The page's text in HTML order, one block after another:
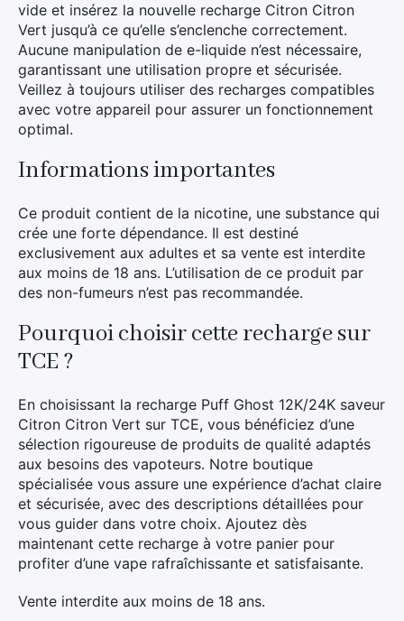
vide et insérez la nouvelle recharge Citron Citron
Vert jusqu’à ce qu’elle s’enclenche correctement.
Aucune manipulation de e-liquide n’est nécessaire,
garantissant une utilisation propre et sécurisée.
Veillez à toujours utiliser des recharges compatibles
avec votre appareil pour assurer un fonctionnement
optimal.
Informations importantes
Ce produit contient de la nicotine, une substance qui
crée une forte dépendance. Il est destiné
exclusivement aux adultes et sa vente est interdite
aux moins de 18 ans. L’utilisation de ce produit par
des non-fumeurs n’est pas recommandée.
Pourquoi choisir cette recharge sur
TCE ?
En choisissant la recharge Puff Ghost 12K/24K saveur
Citron Citron Vert sur TCE, vous bénéficiez d’une
sélection rigoureuse de produits de qualité adaptés
aux besoins des vapoteurs. Notre boutique
spécialisée vous assure une expérience d’achat claire
et sécurisée, avec des descriptions détaillées pour
vous guider dans votre choix. Ajoutez dès
maintenant cette recharge à votre panier pour
profiter d’une vape rafraîchissante et satisfaisante.
Vente interdite aux moins de 18 ans.